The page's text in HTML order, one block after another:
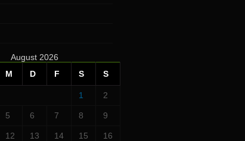
August 2026
M D F S S
1 2
5 6 7 8 9
12 13 14 15 16